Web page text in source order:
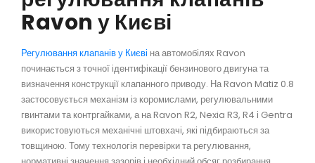
Ravon у Києві
Регулювання клапанів у Києві на автомобілях Ravon
починається з точної ідентифікації бензинового двигуна та
визначення конструкції клапанного приводу. На Ravon Matiz 0.8
застосовується механізм із коромислами, регулювальними
гвинтами та контргайками, а на Ravon R2, Nexia R3, R4 і Gentra
використовуються механічні штовхачі, які підбираються за
товщиною. Тому технологія перевірки та регулювання,